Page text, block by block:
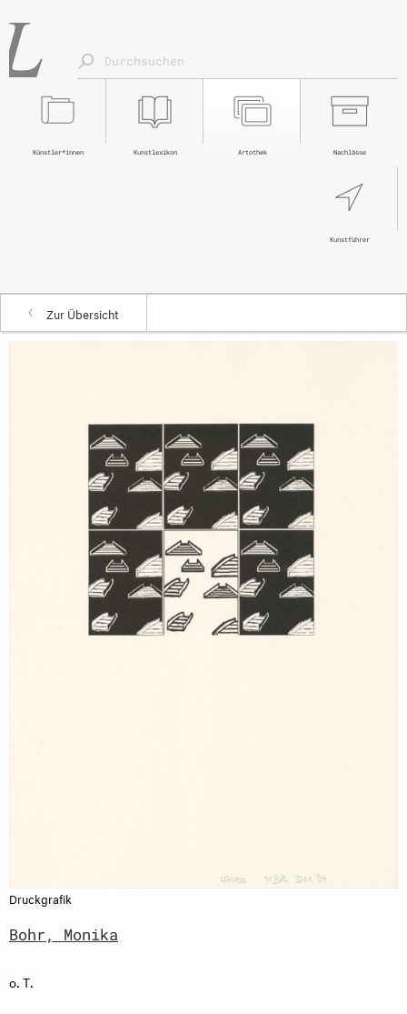
Nachlässe
Artothek
Kunstlexikon
Künstler*innen
Kunstführer
Zur Übersicht
Druckgrafik
Bohr, Monika
o. T.